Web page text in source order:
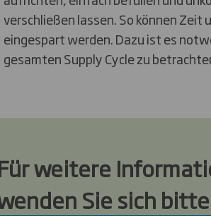
verschließen lassen. So können Zeit
eingespart werden. Dazu ist es
gesamten Supply Cycle zu
weitere
Sie sich